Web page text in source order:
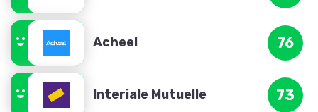
Acheel 76
Interiale Mutuelle 73